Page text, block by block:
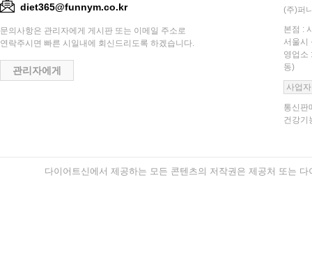
diet365@funnym.co.kr
문의사항은 관리자에게 게시판 또는 이메일 주소로
연락주시면 빠른 시일내에 회신드리도록 하겠습니다.
관리자에게
(주)퍼
본점 :
서울시
영업소
동)
사업
통신판
건강기
다이어트신에서 제공하는 모든 콘텐츠의 저작권은 제공처 또는